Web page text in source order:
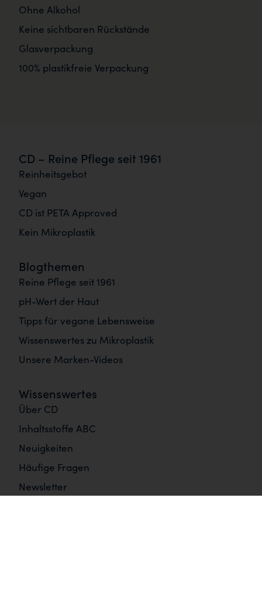
Ohne Alkohol
Keine sichtbaren Rückstände
Glasverpackung
100% plastikfreie Verpackung
CD – Reine Pflege seit 1961
Reinheitsgebot
Vegan
CD ist PETA Approved
Kein Mikroplastik
Blogthemen
Reine Pflege seit 1961
pH-Wert der Haut
Tipps für vegane Lebensweise
Wissenswertes zu Mikroplastik
Unsere Marken-Videos
Wissenswertes
Über CD
Inhaltsstoffe ABC
Neuigkeiten
Häufige Fragen
Newsletter